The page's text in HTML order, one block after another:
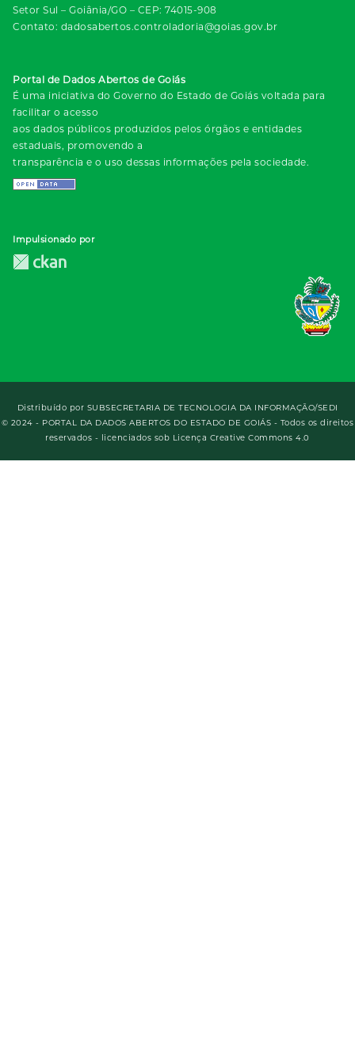
Setor Sul – Goiânia/GO – CEP: 74015-908
Contato: dadosabertos.controladoria@goias.gov.br
Portal de Dados Abertos de Goiás
É uma iniciativa do Governo do Estado de Goiás voltada para
facilitar o acesso
aos dados públicos produzidos pelos órgãos e entidades
estaduais, promovendo a
transparência e o uso dessas informações pela sociedade.
Impulsionado por
Distribuído por SUBSECRETARIA DE TECNOLOGIA DA INFORMAÇÃO/SEDI
© 2024 - PORTAL DA DADOS ABERTOS DO ESTADO DE GOIÁS - Todos os direitos
reservados - licenciados sob Licença Creative Commons 4.0